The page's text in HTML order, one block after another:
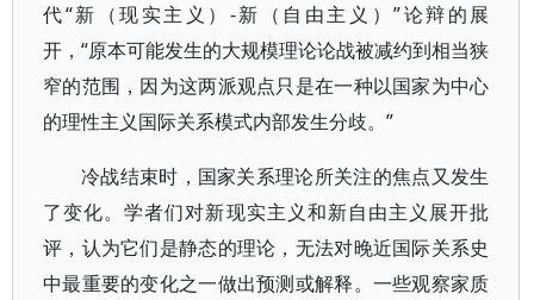
代“新（现实主义）-新（自由主义）”论辩的展
开，“原本可能发生的大规模理论论战被减约到相当狭
窄的范围，因为这两派观点只是在一种以国家为中心
的理性主义国际关系模式内部发生分歧。”
冷战结束时，国家关系理论所关注的焦点又发生
了变化。学者们对新现实主义和新自由主义展开批
评，认为它们是静态的理论，无法对晚近国际关系史
中最重要的变化之一做出预测或解释。一些观察家质